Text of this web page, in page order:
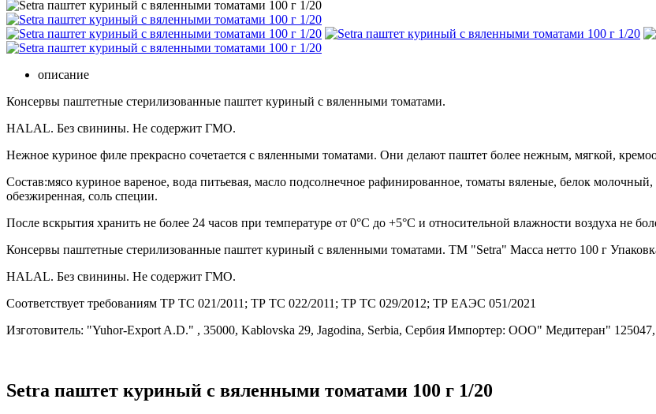
описание
Консервы паштетные стерилизованные паштет куриный с вяленными томатами.
HALAL. Без свинины. Не содержит ГМО.
Нежное куриное филе прекрасно сочетается с вяленными томатами. Они делают паштет более нежным, мягкой,
Состав:мясо куриное вареное, вода питьевая, масло подсолнечное рафинированное, томаты вяленые, белок
обезжиренная, соль специи.
После вскрытия хранить не более 24 часов при температуре от 0°С до +5°С и относительной влажности воздуха не
Консервы паштетные стерилизованные паштет куриный с вяленными томатами. ТМ "Setra" Масса нетто 100 г
HALAL. Без свинины. Не содержит ГМО.
Соответствует требованиям ТР ТС 021/2011; ТР ТС 022/2011; ТР ТС 029/2012; ТР ЕАЭС 051/2021
Изготовитель: "Yuhor-Export A.D." , 35000, Kablovska 29, Jagodina, Serbia, Сербия Импортер: ООО" Медитеран"
Setra паштет куриный с вяленными томатами 100 г 1/20